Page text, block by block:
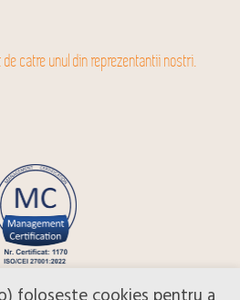
catre unul din reprezentantii nostri.